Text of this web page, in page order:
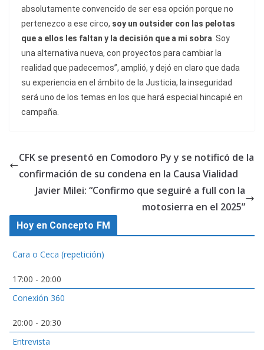
absolutamente convencido de ser esa opción porque no
pertenezco a ese circo, soy un outsider con las pelotas
que a ellos les faltan y la decisión que a mi sobra. Soy
una alternativa nueva, con proyectos para cambiar la
realidad que padecemos”, amplió, y dejó en claro que dada
su experiencia en el ámbito de la Justicia, la inseguridad
será uno de los temas en los que hará especial hincapié en
campaña.
CFK se presentó en Comodoro Py y se notificó de la
confirmación de su condena en la Causa Vialidad
Javier Milei: “Confirmo que seguiré a full con la
motosierra en el 2025”
Hoy en Concepto FM
Cara o Ceca (repetición)
17:00 - 20:00
Conexión 360
20:00 - 20:30
Entrevista